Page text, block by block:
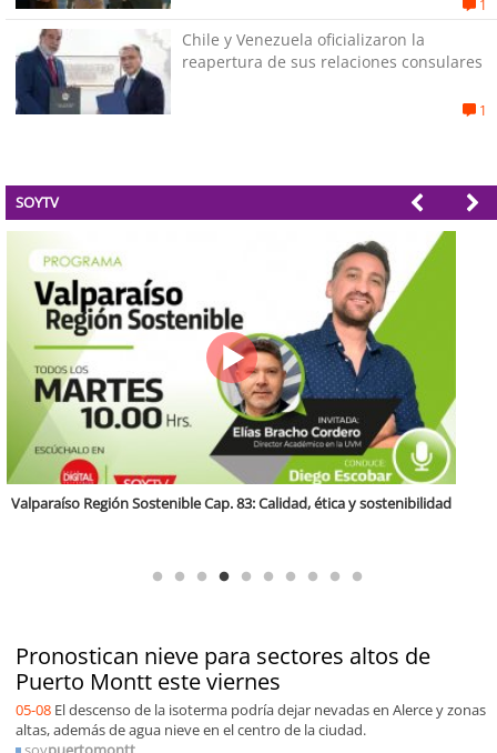
1
Chile y Venezuela oficializaron la
reapertura de sus relaciones consulares
1
SOYTV
Región Sostenible Cap 60: Economía circular y desarrollo regional
Pronostican nieve para sectores altos de
Puerto Montt este viernes
05-08 El descenso de la isoterma podría dejar nevadas en Alerce y zonas
altas, además de agua nieve en el centro de la ciudad.